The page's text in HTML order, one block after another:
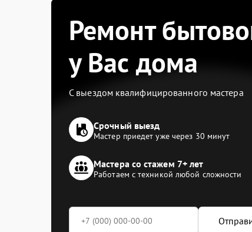
Ремонт
у Вас дома
С выездом квалифицированного мастера
Срочный выезд
Мастер приедет уже через 30 минут
Мастера со стажем 7+ лет
Работаем с техникой любой сложности